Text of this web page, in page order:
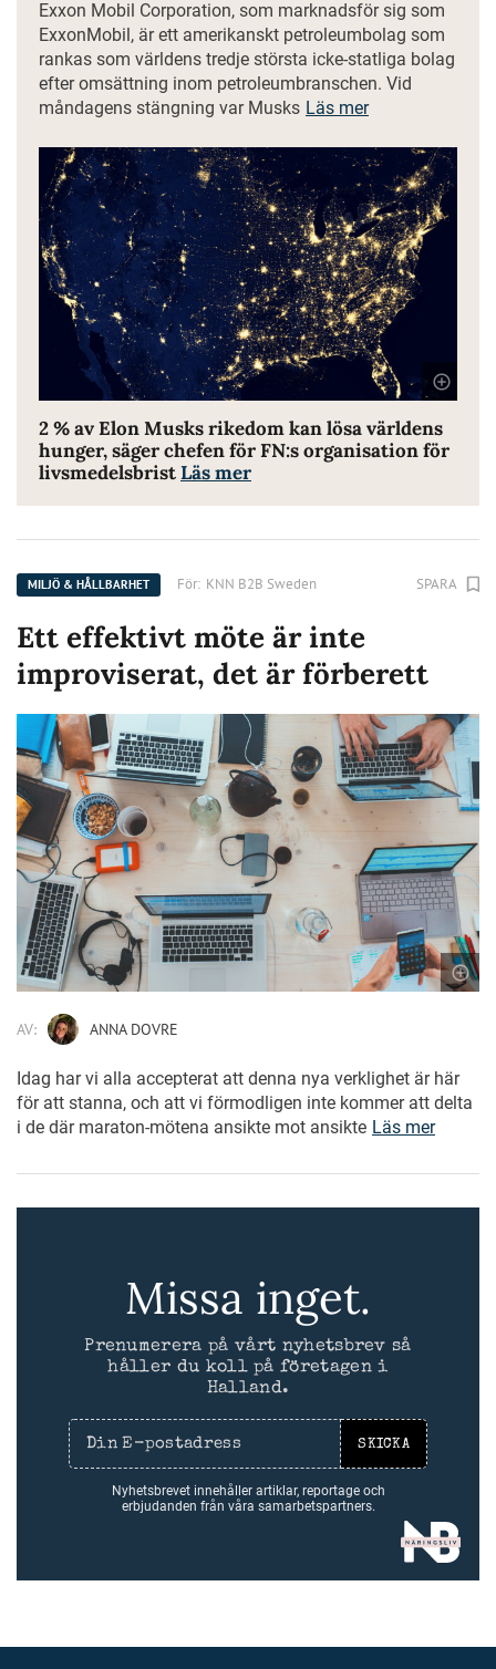
Exxon Mobil Corporation, som marknadsför sig som
ExxonMobil, är ett amerikanskt petroleumbolag som
rankas som världens tredje största icke-statliga bolag
efter omsättning inom petroleumbranschen. Vid
måndagens stängning var Musks Läs mer
2 % av Elon Musks rikedom kan lösa världens
hunger, säger chefen för FN:s organisation för
livsmedelsbristLäs mer
MILJÖ & HÅLLBARHET För: KNN B2B Sweden SPARA
Ett effektivt möte är inte
improviserat, det är förberett
AV: ANNA DOVRE
Idag har vi alla accepterat att denna nya verklighet är här
för att stanna, och att vi förmodligen inte kommer att delta
i de där maraton-mötena ansikte mot ansikte Läs mer
Missa inget.
Prenumerera på vårt nyhetsbrev så
håller du koll på företagen i
Halland.
SKICKA
Nyhetsbrevet innehåller artiklar, reportage och
erbjudanden från våra samarbetspartners.